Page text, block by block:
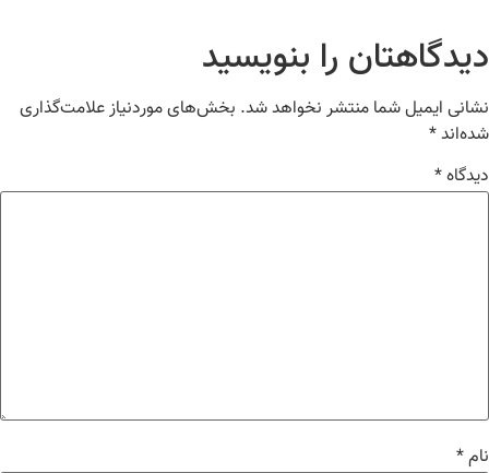
را بنویسید
ایمیل شما منتشر نخواهد شد.بخش‌های موردنیاز علامت‌گذاری
*
*
*